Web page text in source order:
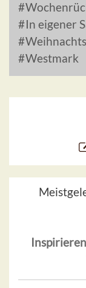
In eigener
Westmark